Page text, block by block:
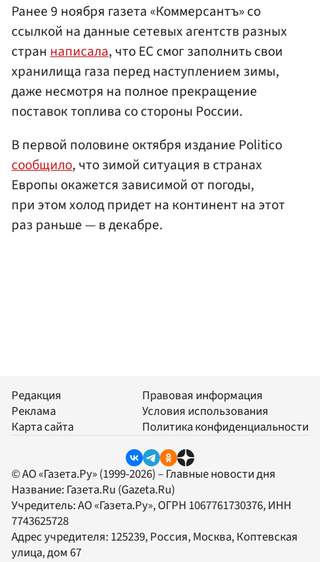
Ранее 9 ноября газета «Коммерсантъ» со
ссылкой на данные сетевых агентств разных
страннаписала, что ЕС смог заполнить свои
хранилища газа перед наступлением зимы,
даже несмотря на полное прекращение
поставок топлива со стороны России.
В первой половине октября издание Politico
сообщило, что зимой ситуация в странах
Европы окажется зависимой от погоды,
при этом холод придет на континент на этот
раз раньше — в декабре.
Редакция
Реклама
Карта сайта
Правовая информация
Условия использования
Политика конфиденциальности
© АО «Газета.Ру» (1999-2026) – Главные новости дня
Название: Газета.Ru (Gazeta.Ru)
Учредитель:АО «Газета.Ру», ОГРН 1067761730376, ИНН
7743625728
Адрес учредителя: 125239, Россия, Москва, Коптевская
улица, дом 67